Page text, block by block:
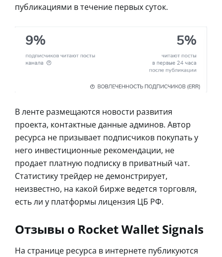
публикациями в течение первых суток.
В ленте размещаются новости развития
проекта, контактные данные админов. Автор
ресурса не призывает подписчиков покупать у
него инвестиционные рекомендации, не
продает платную подписку в приватный чат.
Статистику трейдер не демонстрирует,
неизвестно, на какой бирже ведется торговля,
есть ли у платформы лицензия ЦБ РФ.
Отзывы о Rocket Wallet Signals
На странице ресурса в интернете публикуются